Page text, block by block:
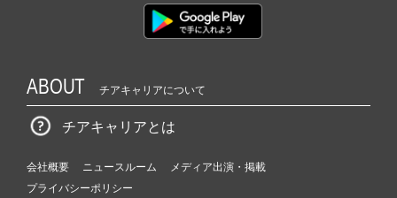
ABOUT チアキャリアについて
チアキャリアとは
会社概要 ニュースルーム
メディア出演・掲載
プライバシーポリシー